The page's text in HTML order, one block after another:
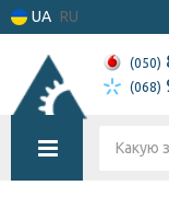
UA RU
(050)
(068)